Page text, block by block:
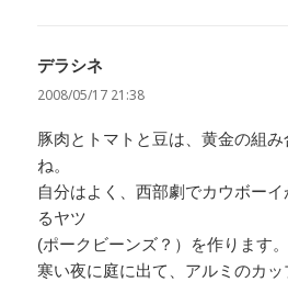
デラシネ
り:
2008/05/17 21:38
豚肉とトマトと豆は、黄金の組
ね。
自分はよく、西部劇でカウボー
るヤツ
(ポークビーンズ？）を作ります。
寒い夜に庭に出て、アルミのカ